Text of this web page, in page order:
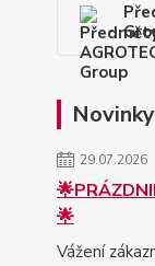
Novinky
29.07.2026
🌟
Vážení